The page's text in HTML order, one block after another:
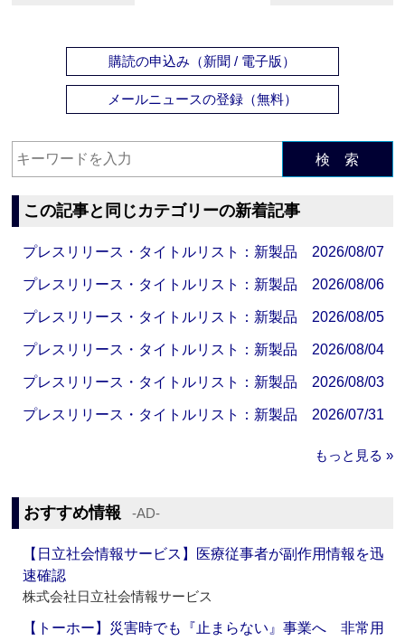
購読の申込み（新聞 / 電子版）
メールニュースの登録（無料）
検 索
この記事と同じカテゴリーの新着記事
プレスリリース・タイトルリスト：新製品 2026/08/07
プレスリリース・タイトルリスト：新製品 2026/08/06
プレスリリース・タイトルリスト：新製品 2026/08/05
プレスリリース・タイトルリスト：新製品 2026/08/04
プレスリリース・タイトルリスト：新製品 2026/08/03
プレスリリース・タイトルリスト：新製品 2026/07/31
もっと見る »
おすすめ情報 ‐AD‐
【日立社会情報サービス】医療従事者が副作用情報を迅
速確認
株式会社日立社会情報サービス
【トーホー】災害時でも『止まらない』事業へ 非常用